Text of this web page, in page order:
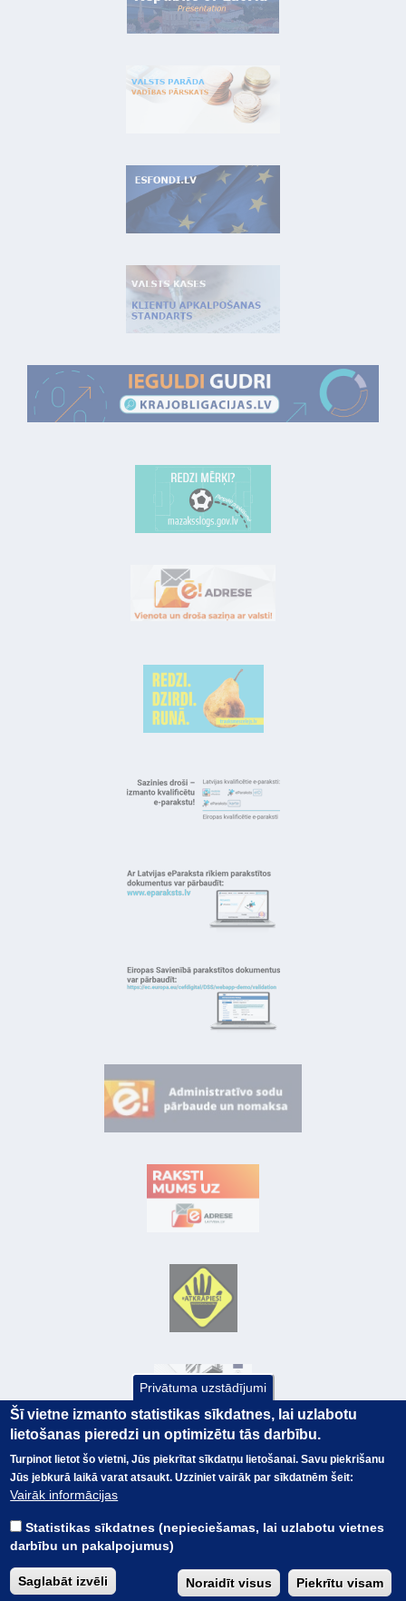
© Valsts kase 2017
Visas tiesības
EK GRĀMATVEDĪBAS KURSS
TERMINI
BUJ
PIEKĻŪSTAMĪBAS PAZIŅOJUMS
Privātuma uzstādījumi
Šī vietne izmanto statistikas sīkdatnes, lai uzlabotu
lietošanas pieredzi un optimizētu tās darbību.
Turpinot lietot šo vietni, Jūs piekrītat sīkdatņu lietošanai. Savu piekrišanu
Jūs jebkurā laikā varat atsaukt. Uzziniet vairāk par sīkdatnēm šeit:
Vairāk informācijas
Statistikas sīkdatnes (nepieciešamas, lai uzlabotu vietnes
darbību un pakalpojumus)
Saglabāt izvēli Noraidīt visus Piekrītu visam